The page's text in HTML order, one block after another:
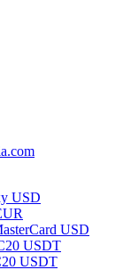
USD
USD
USDT
USDT